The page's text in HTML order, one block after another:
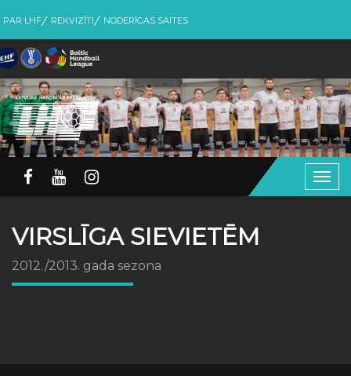
PAR LHF REKVIZĪTI NODERĪGAS SAITES
VIRSLĪGA SIEVIETĒM
2012./2013. gada sezona